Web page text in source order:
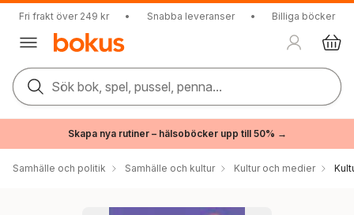
Fri frakt över 249 kr • Snabba leveranser • Billiga böcker
Sök bok, spel, pussel, penna...
Skapa nya rutiner – hälsoböcker upp till 50% →
Samhälle och politik Samhälle och kultur Kultur och medier